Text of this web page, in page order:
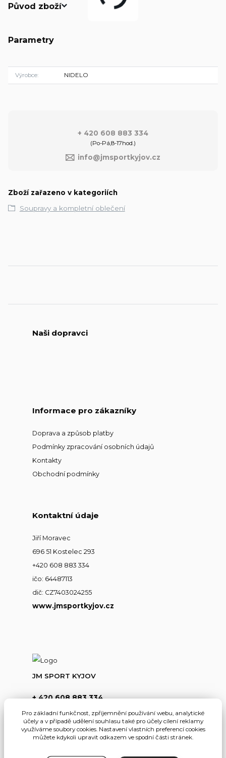
Původ zboží
Parametry
Výrobce NIDELO
+ 420 608 883 334
(Po-Pá,8-17hod.)
info@jmsportkyjov.cz
Zboží zařazeno v kategoriích
Soupravy a kompletní oblečení
Naši dopravci
Informace pro zákazníky
Doprava a způsob platby
Podmínky zpracování osobních údajů
Kontakty
Obchodní podmínky
Kontaktní údaje
Jiří Moravec
696 51 Kostelec 293
+420 608 883 334
ičo: 64487113
dič: CZ7403024255
www.jmsportkyjov.cz
JM SPORT KYJOV
+ 420 608 883 334
info@jmsportkyjov.cz
Pro základní funkčnost, zpříjemnění používání webu, analytické
účely a v případě udělení souhlasu také pro účely cílení reklamy
využíváme soubory cookies. Nastavení vlastních preferencí cookies
můžete kdykoli upravit odkazem ve spodní části stránek.